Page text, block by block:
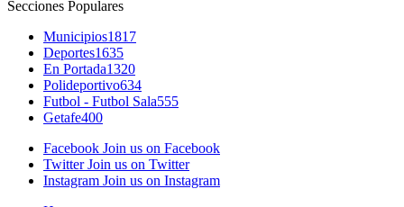
Secciones Populares
Municipios1817
Deportes1635
En Portada1320
Polideportivo634
Futbol - Futbol Sala555
Getafe400
Facebook Join us on Facebook
Twitter Join us on Twitter
Instagram Join us on Instagram